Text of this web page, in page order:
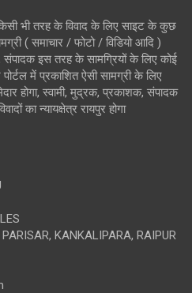
भी तरह के विवाद के लिए साइट के कुछ
( समाचार / फोटो / विडियो आदि )
संपादक इस तरह के सामग्रियों के लिए कोई
में प्रकाशित ऐसी सामग्री के लिए
होगा, स्वामी, मुद्रक, प्रकाशक, संपादक
का न्यायक्षेत्र रायपुर होगा
KANKALIPARA, RAIPUR